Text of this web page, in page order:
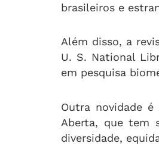
brasileiros e
Além disso, a
U. S. National
em pesquisa
Outra novidade
Aberta, que tem
diversidade,